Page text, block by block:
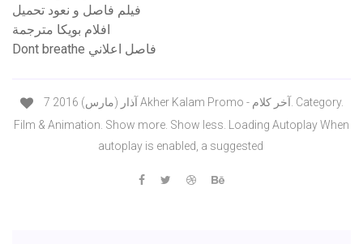
فيلم فاصل و نعود تحميل
افلام بويكا مترجمة
Dont breathe فاصل اعلاني
7 آذار (مارس) 2016 Akher Kalam Promo - آخر كلام. Category.
Film & Animation. Show more. Show less. Loading Autoplay When
autoplay is enabled, a suggested